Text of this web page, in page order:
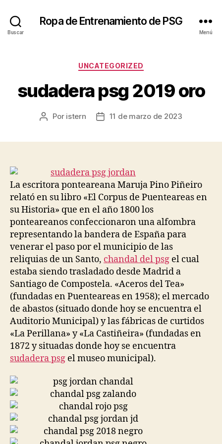
Buscar
Ropa de Entrenamiento de PSG
Menú
Categorías
UNCATEGORIZED
sudadera psg 2019 oro
Autor
Por istern
Fecha11 de marzo de 2023
La escritora ponteareana Maruja Pino Piñeiro
relató en su libro «El Corpus de Puenteareas en
su Historia» que en el año 1800 los
ponteareanos confeccionaron una alfombra
representando la bandera de España para
venerar el paso por el municipio de las
reliquias de un Santo, chandal del psg el cual
estaba siendo trasladado desde Madrid a
Santiago de Compostela. «Aceros del Tea»
(fundadas en Puenteareas en 1958); el mercado
de abastos (situado donde hoy se encuentra el
Auditorio Municipal) y las fábricas de curtidos
«La Perillana» y «La Castiñeira» (fundadas en
1872 y situadas donde hoy se encuentra
sudadera psg el museo municipal).